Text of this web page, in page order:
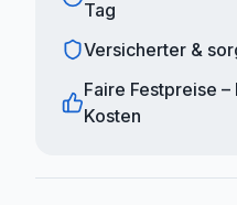
Tag
Versicherter &
Faire Festpreise
Kosten